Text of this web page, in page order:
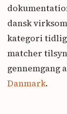
dansk
kategori
matcher
gennemgang
Danmark.